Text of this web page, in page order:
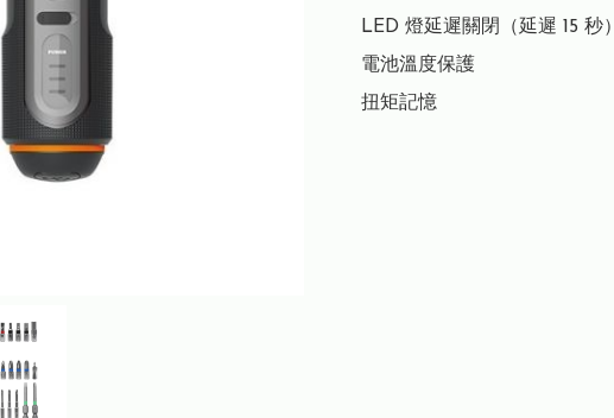
LED 燈延遲關閉（延遲 15 秒）
電池溫度保護
扭矩記憶